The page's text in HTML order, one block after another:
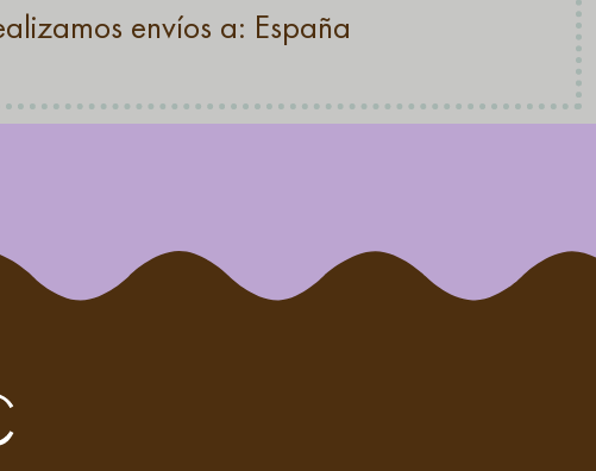
envíos a: España